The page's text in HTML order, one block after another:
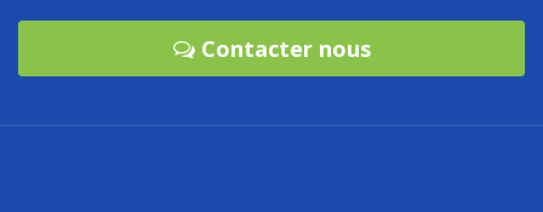
Contacter nous